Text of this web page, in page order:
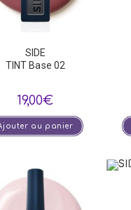
SIDE
TINT Base 02
19,00€
au panier